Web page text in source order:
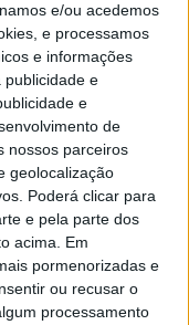
e/ou acedemos
e processamos
e informações
publicidade e
e
de
nossos parceiros
geolocalização
Poderá clicar para
e pela parte dos
acima. Em
pormenorizadas e
ou recusar o
processamento